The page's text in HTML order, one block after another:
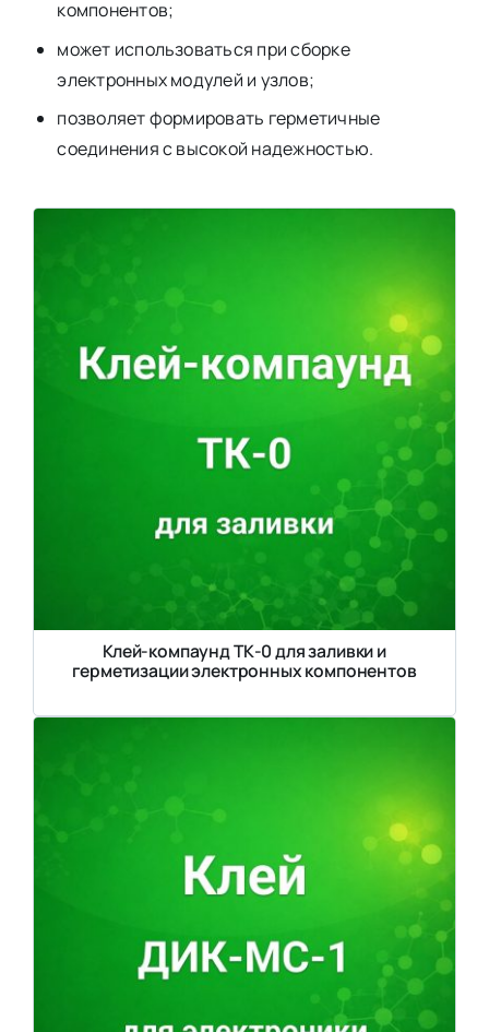
компонентов;
может использоваться при сборке
электронных модулей и узлов;
позволяет формировать герметичные
соединения с высокой надежностью.
Клей-компаунд ТК-0 для заливки и
герметизации электронных компонентов